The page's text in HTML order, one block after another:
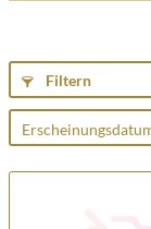
Filtern